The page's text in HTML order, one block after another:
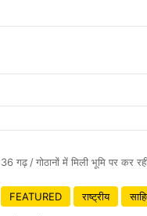
36 गढ़ /गोठानों में मिली भूमि पर कर
FEATURED राष्ट्रीय